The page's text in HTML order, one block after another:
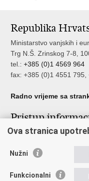
Facebooku
Twitteru
Republika
Ministarstvo vanjskih i
Trg N.Š. Zrinskog 7-8,
tel.:+385 (0)1 4569 964
fax: +385 (0)1 4551
Radno vrijeme sa
Pristup
Pristup informacijama
Nepravilnosti
Ova stranica
Nužni
Funkcionalni